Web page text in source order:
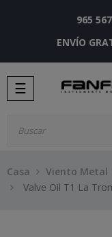
965
ENVÍO
Navegación
de
☰
Casa Viento Metal
Valve Oil T1 La